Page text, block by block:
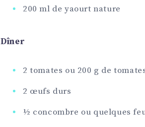
200 ml de yaourt nature
Dîner
2 tomates ou 200 g de
2 œufs durs
½ concombre ou quelques